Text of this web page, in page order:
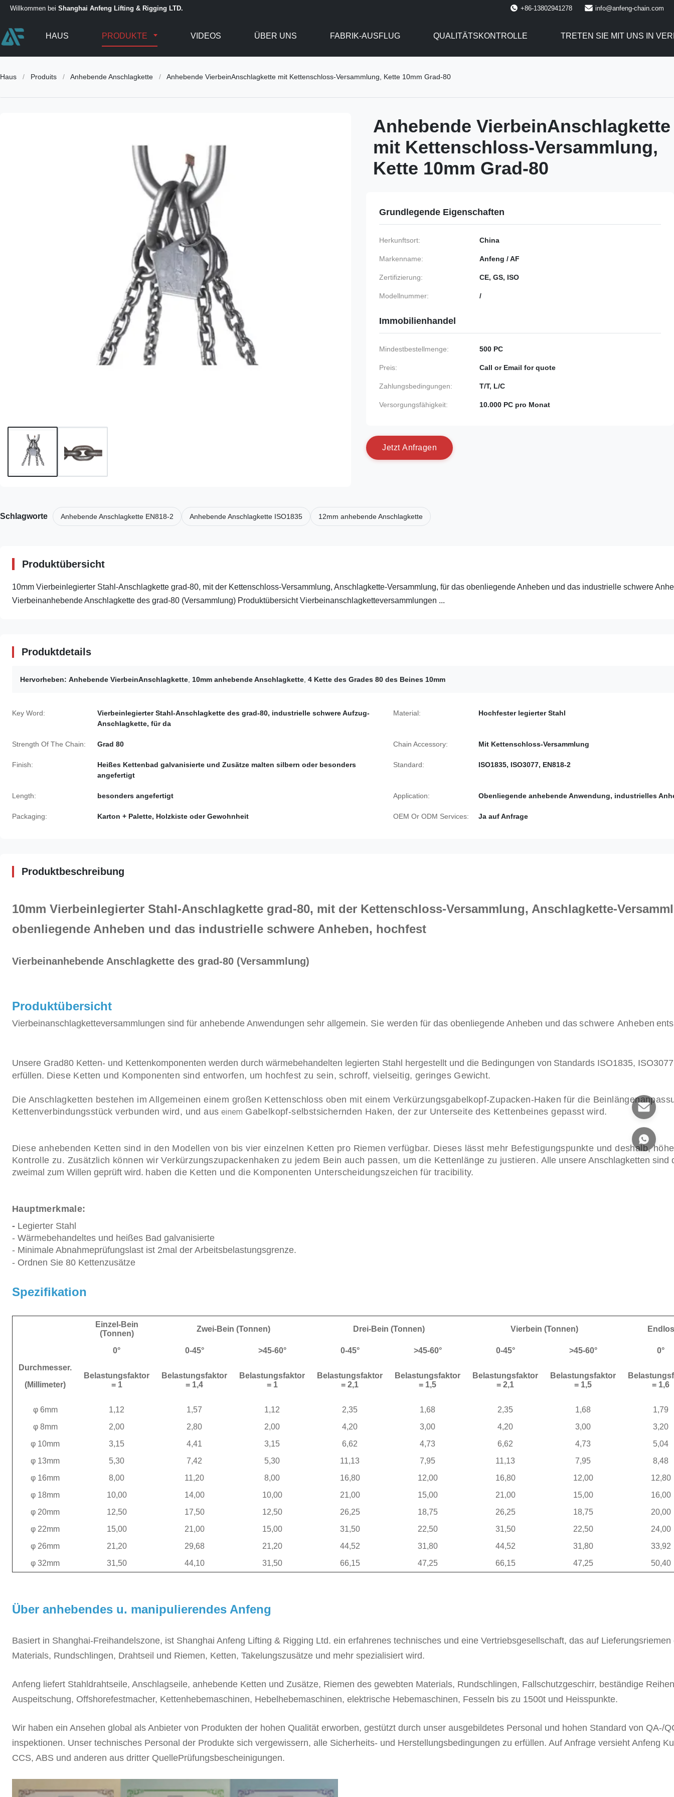
Willkommen bei Shanghai Anfeng Lifting & Rigging LTD. +86-13802941278 info@anfeng-chain.com
HAUS PRODUKTE VIDEOS ÜBER UNS FABRIK-AUSFLUG QUALITÄTSKONTROLLE TRETEN SIE MIT UNS IN
Haus / Produits / Anhebende Anschlagkette / Anhebende VierbeinAnschlagkette mit Kettenschloss-Versammlung, Kette 10mm Grad-80
Anhebende VierbeinAnschlagkette
mit Kettenschloss-Versammlung,
Kette 10mm Grad-80
Grundlegende Eigenschaften
Herkunftsort: China
Markenname: Anfeng / AF
Zertifizierung: CE, GS, ISO
Modellnummer: /
Immobilienhandel
Mindestbestellmenge: 500 PC
Preis: Call or Email for quote
Zahlungsbedingungen: T/T, L/C
Versorgungsfähigkeit: 10.000 PC pro Monat
Jetzt Anfragen
Schlagworte Anhebende Anschlagkette EN818-2 Anhebende Anschlagkette ISO1835 12mm anhebende Anschlagkette
Produktübersicht
10mm Vierbeinlegierter Stahl-Anschlagkette grad-80, mit der Kettenschloss-Versammlung, Anschlagkette-Versammlung, für das obenliegende Anheben und das industrielle schwere
Vierbeinanhebende Anschlagkette des grad-80 (Versammlung) Produktübersicht Vierbeinanschlagketteversammlungen ...
Produktdetails
Hervorheben: Anhebende VierbeinAnschlagkette, 10mm anhebende Anschlagkette, 4 Kette des Grades 80 des Beines 10mm
Key Word:
Vierbeinlegierter Stahl-Anschlagkette des grad-80, industrielle schwere Aufzug-
Anschlagkette, für da
Material: Hochfester legierter Stahl
Strength Of The Chain: Grad 80 Chain Accessory: Mit Kettenschloss-Versammlung
Finish:
Heißes Kettenbad galvanisierte und Zusätze malten silbern oder besonders
angefertigt
Standard: ISO1835, ISO3077, EN818-2
Length: besonders angefertigt Application: Obenliegende anhebende Anwendung, industrielles
Packaging: Karton + Palette, Holzkiste oder Gewohnheit OEM Or ODM Services: Ja auf Anfrage
Produktbeschreibung
10mm Vierbeinlegierter Stahl-Anschlagkette grad-80, mit der Kettenschloss-Versammlung, Anschlagkette-
obenliegende Anheben und das industrielle schwere Anheben, hochfest
Vierbeinanhebende Anschlagkette des grad-80 (Versammlung)
Produktübersicht
Vierbeinanschlagketteversammlungen sind für anhebende Anwendungen sehr allgemein. Sie werdenfür das obenliegende Anheben und das schwere Anheben
Unsere Grad80 Ketten- und Kettenkomponenten werden durch wärmebehandelten legierten Stahl hergestellt und die Bedingungen von Standards ISO1835,
erfüllen. Diese Ketten und Komponenten sind entworfen, um hochfest zu sein, schroff, vielseitig, geringes Gewicht.
Die Anschlagketten bestehen im Allgemeineneinem großen Kettenschloss oben mit einem Verkürzungsgabelkopf-Zupacken-Haken für die Beinlängen
Kettenverbindungsstück verbunden wird, und aus einem Gabelkopf-selbstsichernden Haken, der zur Unterseite des Kettenbeines gepasst wird.
Diese anhebenden Ketten sind in den Modellen von bis vier einzelnen Ketten pro Riemen verfügbar. Dieses lässt mehr Befestigungspunkte und deshalb,
Kontrolle zu. Zusätzlich können wir Verkürzungszupackenhaken zu jedem Bein auch passen, um die Kettenlänge zu justieren. Alle unsere Anschlagketten sind
zweimal zum Willen geprüft wird. haben die Ketten und die Komponenten Unterscheidungszeichen für tracibility.
Hauptmerkmale:
- Legierter Stahl
- Wärmebehandeltes und heißes Bad galvanisierte
- Minimale Abnahmeprüfungslast ist 2mal der Arbeitsbelastungsgrenze.
- Ordnen Sie 80 Kettenzusätze
Spezifikation
Einzel-Bein
(Tonnen)
Zwei-Bein (Tonnen) Drei-Bein (Tonnen) Vierbein (Tonnen) Endlos
0° 0-45° >45-60° 0-45° >45-60° 0-45° >45-60°
0°
Durchmesser.
(Millimeter)
Belastungsfaktor
= 1
Belastungsfaktor
= 1,4
Belastungsfaktor
= 1
Belastungsfaktor
= 2,1
Belastungsfaktor
= 1,5
Belastungsfaktor
= 2,1
Belastungsfaktor
= 1,5
= 1,6
φ 6mm 1,12 1,57 1,12 2,35 1,68 2,35 1,68
1,79
φ 8mm
2,00 2,80 2,00 4,20 3,00 4,20 3,00
3,20
φ 10mm
3,15 4,41 3,15 6,62 4,73 6,62 4,73
5,04
φ 13mm
5,30 7,42 5,30 11,13 7,95 11,13 7,95
8,48
φ 16mm
8,00 11,20 8,00 16,80 12,00 16,80 12,00
12,80
φ 18mm
10,00 14,00 10,00 21,00 15,00 21,00 15,00
16,00
φ 20mm
12,50 17,50 12,50 26,25 18,75 26,25 18,75
20,00
φ 22mm
15,00 21,00 15,00 31,50 22,50 31,50 22,50
24,00
φ 26mm
21,20 29,68 21,20 44,52 31,80 44,52 31,80
33,92
φ 32mm
31,50 44,10 31,50 66,15 47,25 66,15 47,25 50,40
Über anhebendes u. manipulierendes Anfeng
Basiert in Shanghai-Freihandelszone, ist Shanghai Anfeng Lifting & Rigging Ltd. ein erfahrenes technisches und eine Vertriebsgesellschaft, das auf
Materials, Rundschlingen, Drahtseil und Riemen, Ketten, Takelungszusätze und mehr spezialisiert wird.
Anfeng liefert Stahldrahtseile, Anschlagseile, anhebende Ketten und Zusätze, Riemen des gewebten Materials, Rundschlingen, Fallschutzgeschirr, beständige
Auspeitschung, Offshorefestmacher, Kettenhebemaschinen, Hebelhebemaschinen, elektrische Hebemaschinen, Fesseln bis zu 1500t und Heisspunkte.
Wir haben ein Ansehen global als Anbieter von Produkten der hohen Qualität erworben, gestützt durch unser ausgebildetes Personal und hohen Standard von QA-/
inspektionen. Unser technisches Personal der Produkte sich vergewissern, alle Sicherheits- und Herstellungsbedingungen zu erfüllen. Auf Anfrage versieht Anfeng
CCS, ABS und anderen aus dritter QuellePrüfungsbescheinigungen.